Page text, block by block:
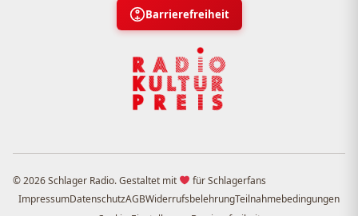
Barrierefreiheit
© 2026 Schlager Radio. Gestaltet mit
für Schlagerfans
ImpressumDatenschutzAGBWiderrufsbelehrungTeilnahmebedingungen